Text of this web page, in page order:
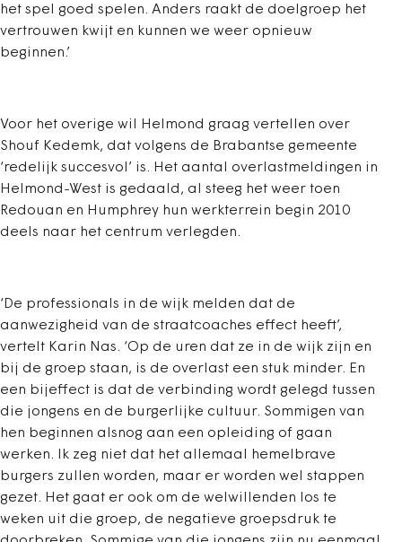
het spel goed spelen. Anders raakt de doelgroep het
vertrouwen kwijt en kunnen we weer opnieuw
beginnen.’
Voor het overige wil Helmond graag vertellen over
Shouf Kedemk, dat volgens de Brabantse gemeente
‘redelijk succesvol’ is. Het aantal overlastmeldingen in
Helmond-West is gedaald, al steeg het weer toen
Redouan en Humphrey hun werkterrein begin 2010
deels naar het centrum verlegden.
‘De professionals in de wijk melden dat de
aanwezigheid van de straatcoaches effect heeft’,
vertelt Karin Nas. ‘Op de uren dat ze in de wijk zijn en
bij de groep staan, is de overlast een stuk minder. En
een bijeffect is dat de verbinding wordt gelegd tussen
die jongens en de burgerlijke cultuur. Sommigen van
hen beginnen alsnog aan een opleiding of gaan
werken. Ik zeg niet dat het allemaal hemelbrave
burgers zullen worden, maar er worden wel stappen
gezet. Het gaat er ook om de welwillenden los te
weken uit die groep, de negatieve groepsdruk te